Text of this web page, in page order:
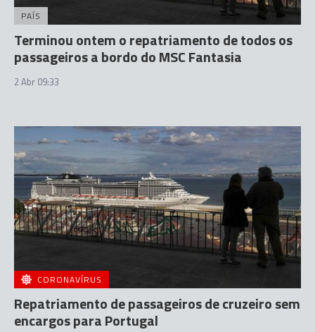
PAÍS
Terminou ontem o repatriamento de todos os
passageiros a bordo do MSC Fantasia
2 Abr 09:33
CORONAVÍRUS
Repatriamento de passageiros de cruzeiro sem
encargos para Portugal